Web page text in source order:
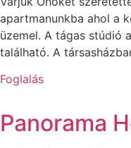
apartmanunkba ahol a
üzemel. A tágas stúdió
található. A
Foglalás
Panorama